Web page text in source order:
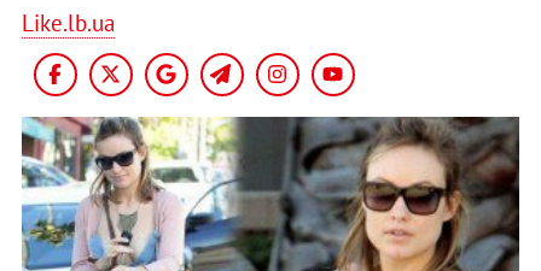
Like.lb.ua